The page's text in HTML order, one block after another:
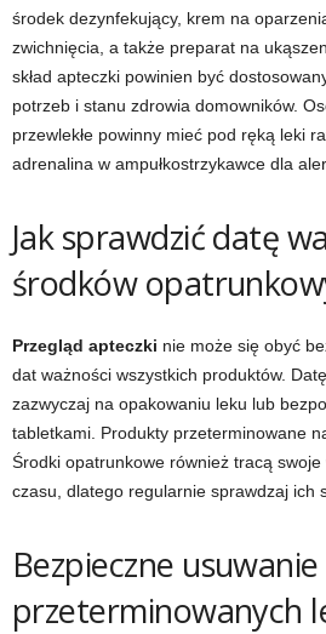
środek dezynfekujący, krem na
zwichnięcia, a także preparat na
skład apteczki powinien być
potrzeb i stanu zdrowia domowników.
przewlekłe powinny mieć pod ręką leki
adrenalina w ampułkostrzykawce dla
Jak sprawdzić datę
środków
Przegląd apteczki nie może się obyć
dat ważności wszystkich produktów.
zazwyczaj na opakowaniu leku lub
tabletkami. Produkty przeterminowane
Środki opatrunkowe również tracą swoje
czasu, dlatego regularnie sprawdzaj ich
Bezpieczne usuwanie
przeterminowanych